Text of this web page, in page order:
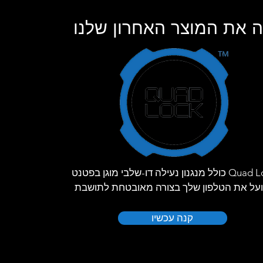
את המוצר האחרון שלנו
Quad Lock כולל מנגנון נעילה דו-שלבי מוגן בפטנט
את הטלפון שלך בצורה מאובטחת לתושבת
קנה עכשיו